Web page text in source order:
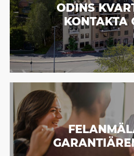
ODINS
KONTAKTA